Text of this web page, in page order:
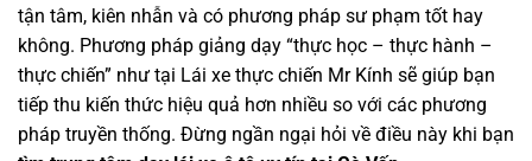
tận tâm, kiên nhẫn và có phương pháp sư phạm tốt hay
không. Phương pháp giảng dạy “thực học – thực hành –
thực chiến” như tại Lái xe thực chiến Mr Kính sẽ giúp bạn
tiếp thu kiến thức hiệu quả hơn nhiều so với các phương
pháp truyền thống. Đừng ngần ngại hỏi về điều này khi bạn